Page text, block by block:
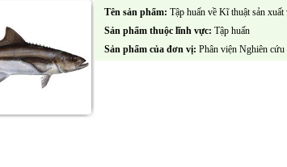
Tên sản phẩm: Tập huấn về Kĩ thuật sản
Sản phẩm thuộc lĩnh vực: Tập huấn
Sản phẩm của đơn vị: Phân viện Nghiên